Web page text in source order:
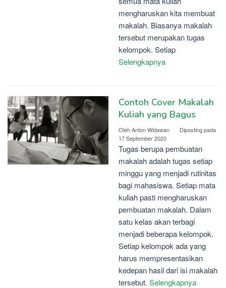
mengharuskan kita membuat
makalah. Biasanya makalah
tersebut merupakan tugas
kelompok. Setiap
Selengkapnya
Contoh Cover Makalah
Kuliah yang Bagus
OlehAnton Widawan
Diposting pada
17 September 2020
Tugas berupa pembuatan
makalah adalah tugas setiap
minggu yang menjadi rutinitas
bagi mahasiswa. Setiap mata
kuliah pasti mengharuskan
pembuatan makalah. Dalam
satu kelas akan terbagi
menjadi beberapa kelompok.
Setiap kelompok ada yang
harus mempresentasikan
kedepan hasil dari isi makalah
tersebut. Selengkapnya